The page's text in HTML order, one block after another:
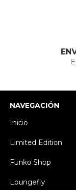
NAVEGACIÓN
Inicio
Limited Edition
Funko Shop
Loungefly